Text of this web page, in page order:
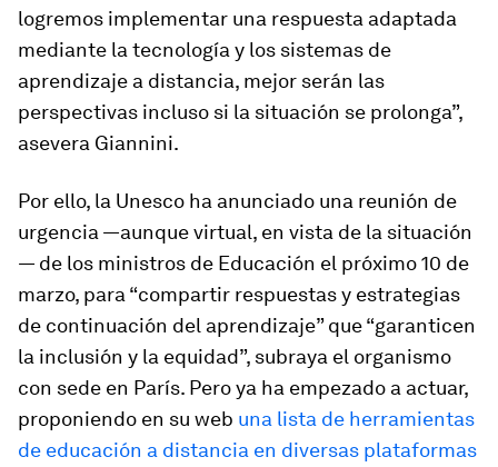
logremos implementar una respuesta adaptada
mediante la tecnología y los sistemas de
aprendizaje a distancia, mejor serán las
perspectivas incluso si la situación se prolonga”,
asevera Giannini.
Por ello, la Unesco ha anunciado una reunión de
urgencia —aunque virtual, en vista de la situación
— de los ministros de Educación el próximo 10 de
marzo, para “compartir respuestas y estrategias
de continuación del aprendizaje” que “garanticen
la inclusión y la equidad”, subraya el organismo
con sede en París. Pero ya ha empezado a actuar,
proponiendo en su web una lista de herramientas
de educación a distancia en diversas plataformas